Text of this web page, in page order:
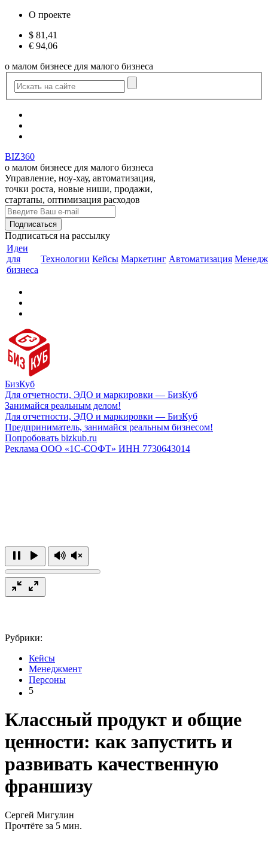
О проекте
$ 81,41
€ 94,06
о малом бизнесе для малого бизнеса
BIZ360
о малом бизнесе для малого бизнеса
Управление, ноу-хау, автоматизация,
точки роста, новые ниши, продажи,
стартапы, оптимизация расходов
Подписаться на рассылку
Идеи
для
бизнеса
Технологии Кейсы Маркетинг Автоматизация
БизКуб
Для отчетности, ЭДО и маркировки — БизКуб
Занимайся реальным делом!
Для отчетности, ЭДО и маркировки — БизКуб
Предприниматель, занимайся реальным бизнесом!
Попробовать bizkub.ru
Реклама ООО «1С-СОФТ» ИНН 7730643014
Рубрики:
Кейсы
Менеджмент
Персоны
5
Классный продукт и общие
ценности: как запустить и
развивать качественную
франшизу
Сергей Мигулин
Прочтёте за 5 мин.